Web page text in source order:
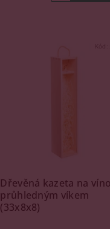
Kód:
Dřevěná kazeta na
průhledným víkem
(33x8x8)